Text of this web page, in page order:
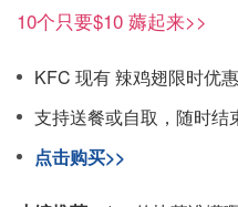
10个只要$10 薅起来>>
KFC 现有 辣鸡翅限时优惠
支持送餐或自取，随时结
点击购买>>